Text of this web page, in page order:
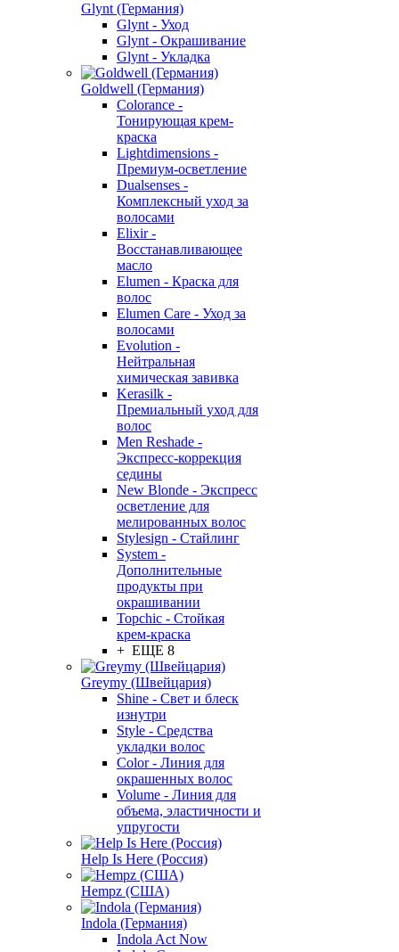
Glynt (Германия)
Glynt - Уход
Glynt - Окрашивание
Glynt - Укладка
Goldwell (Германия)
Colorance -
Тонирующая крем-
краска
Lightdimensions -
Премиум-осветление
Dualsenses -
Комплексный уход за
волосами
Elixir -
Восстанавливающее
масло
Elumen - Краска для
волос
Elumen Care - Уход за
волосами
Evolution -
Нейтральная
химическая завивка
Kerasilk -
Премиальный уход для
волос
Men Reshade -
Экспресс-коррекция
седины
New Blonde - Экспресс
осветление для
мелированных волос
Stylesign - Стайлинг
System -
Дополнительные
продукты при
окрашивании
Topchic - Стойкая
крем-краска
+ ЕЩЕ 8
Greymy (Швейцария)
Shine - Свет и блеск
изнутри
Style - Средства
укладки волос
Color - Линия для
окрашенных волос
Volume - Линия для
объема, эластичности и
упругости
Help Is Here (Россия)
Hempz (США)
Indola (Германия)
Indola Act Now